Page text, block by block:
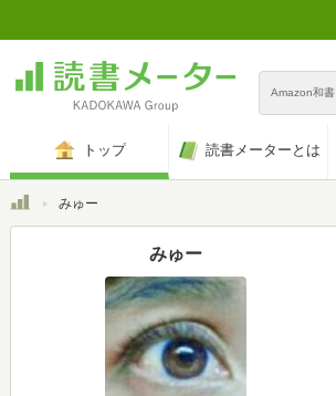
Amazon和書
トップ 読書メーターとは
トップみゅー
みゅー